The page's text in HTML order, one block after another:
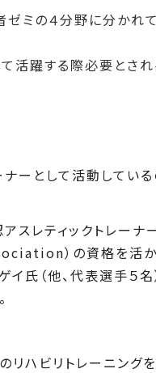
ゼミの４分野に分かれ
活躍する際必要とさ
ーとして活動してい
レティックトレーナ
）の資格を活か
氏（他、代表選手５名
ハビリトレーニング